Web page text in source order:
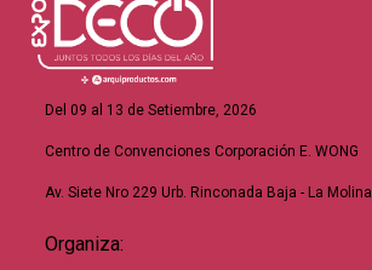
Del 09 al 13 de Setiembre, 2026
Centro de Convenciones Corporación E. WONG
Av. Siete Nro 229 Urb. Rinconada Baja - La Molina
Organiza: